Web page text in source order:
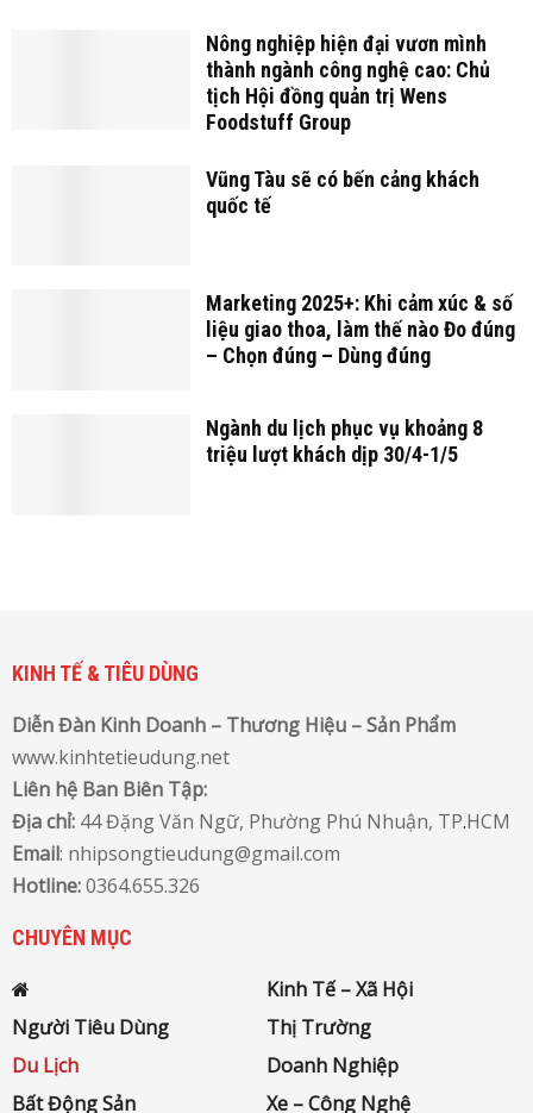
Nông nghiệp hiện đại vươn mình
thành ngành công nghệ cao: Chủ
tịch Hội đồng quản trị Wens
Foodstuff Group
Vũng Tàu sẽ có bến cảng khách
quốc tế
Marketing 2025+: Khi cảm xúc & số
liệu giao thoa, làm thế nào Đo đúng
– Chọn đúng – Dùng đúng
Ngành du lịch phục vụ khoảng 8
triệu lượt khách dịp 30/4-1/5
KINH TẾ & TIÊU DÙNG
Diễn Đàn Kinh Doanh – Thương Hiệu – Sản Phẩm
www.kinhtetieudung.net
Liên hệ Ban Biên Tập:
Địa chỉ: 44 Đặng Văn Ngữ, Phường Phú Nhuận, TP.HCM
Email: nhipsongtieudung@gmail.com
Hotline:0364.655.326
CHUYÊN MỤC
Kinh Tế – Xã Hội
Người Tiêu Dùng
Thị Trường
Du Lịch
Doanh Nghiệp
Bất Động Sản
Xe – Công Nghệ